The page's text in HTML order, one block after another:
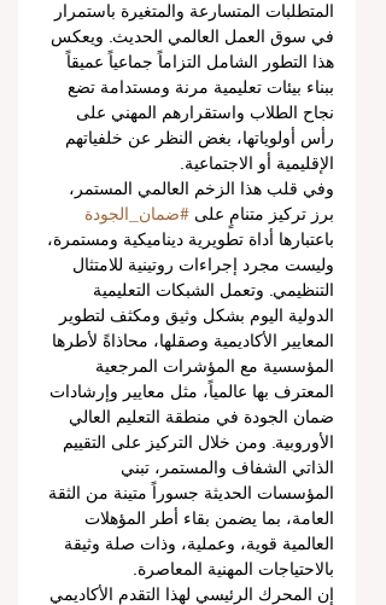
المتطلبات المتسارعة والمتغيرة باستمرار
في سوق العمل العالمي الحديث. ويعكس
هذا التطور الشامل التزاماً جماعياً عميقاً
ببناء بيئات تعليمية مرنة ومستدامة تضع
نجاح الطلاب واستقرارهم المهني على
رأس أولوياتها، بغض النظر عن خلفياتهم
الإقليمية أو الاجتماعية.
وفي قلب هذا الزخم العالمي المستمر،
برز تركيز متنامٍ على #ضمان_الجودة
باعتبارها أداة تطويرية ديناميكية ومستمرة،
وليست مجرد إجراءات روتينية للامتثال
التنظيمي. وتعمل الشبكات التعليمية
الدولية اليوم بشكل وثيق ومكثف لتطوير
المعايير الأكاديمية وصقلها، محاذاةً لأطرها
المؤسسية مع المؤشرات المرجعية
المعترف بها عالمياً، مثل معايير وإرشادات
ضمان الجودة في منطقة التعليم العالي
الأوروبية. ومن خلال التركيز على التقييم
الذاتي الشفاف والمستمر، تبني
المؤسسات الحديثة جسوراً متينة من الثقة
العامة، بما يضمن بقاء أطر المؤهلات
العالمية قوية، وعملية، وذات صلة وثيقة
بالاحتياجات المهنية المعاصرة.
إن المحرك الرئيسي لهذا التقدم الأكاديمي